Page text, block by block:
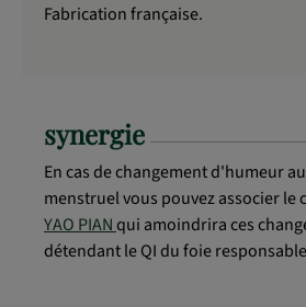
Fabrication française.
synergie
En cas de changement d'humeur
menstruel vous pouvez associer le
YAO PIANqui amoindrira ces
détendant le QI du foie